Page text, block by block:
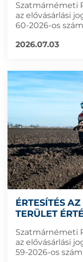
Szatmárnémeti
az elővásárlási
60-2026-os
2026.07.03
ÉRTESÍTÉS
TERÜLET
Szatmárnémeti
az elővásárlási
59-2026-os